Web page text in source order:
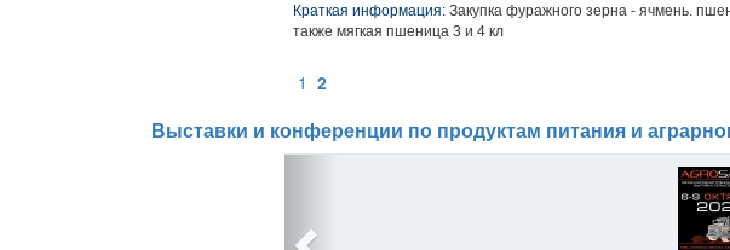
Краткая информация: Закупка фуражного зерна - ячмень.
также мягкая пшеница 3 и 4 кл
1 2
Выставки и конференции по продуктам питания и